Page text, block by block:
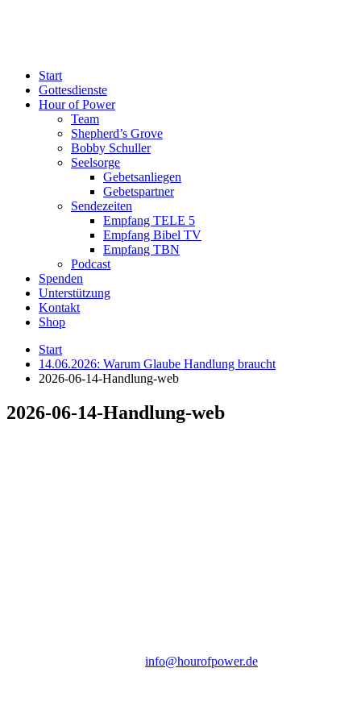
Start
Gottesdienste
Hour of Power
Team
Shepherd’s Grove
Bobby Schuller
Seelsorge
Gebetsanliegen
Gebetspartner
Sendezeiten
Empfang TELE 5
Empfang Bibel TV
Empfang TBN
Podcast
Spenden
Unterstützung
Kontakt
Shop
Start
14.06.2026: Warum Glaube Handlung braucht
2026-06-14-Handlung-web
2026-06-14-Handlung-web
info@hourofpower.de